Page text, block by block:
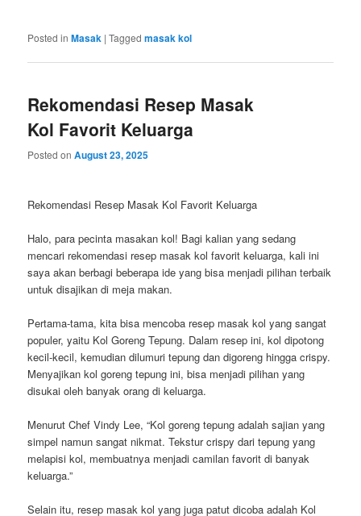
Posted in Masak |Tagged masak kol
Rekomendasi Resep Masak
Kol Favorit Keluarga
Posted onAugust 23, 2025
Rekomendasi Resep Masak Kol Favorit Keluarga
Halo, para pecinta masakan kol! Bagi kalian yang sedang
mencari rekomendasi resep masak kol favorit keluarga, kali ini
saya akan berbagi beberapa ide yang bisa menjadi pilihan terbaik
untuk disajikan di meja makan.
Pertama-tama, kita bisa mencoba resep masak kol yang sangat
populer, yaitu Kol Goreng Tepung. Dalam resep ini, kol dipotong
kecil-kecil, kemudian dilumuri tepung dan digoreng hingga crispy.
Menyajikan kol goreng tepung ini, bisa menjadi pilihan yang
disukai oleh banyak orang di keluarga.
Menurut Chef Vindy Lee, “Kol goreng tepung adalah sajian yang
simpel namun sangat nikmat. Tekstur crispy dari tepung yang
melapisi kol, membuatnya menjadi camilan favorit di banyak
keluarga.”
Selain itu, resep masak kol yang juga patut dicoba adalah Kol